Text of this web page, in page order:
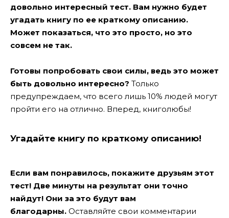
довольно интересный тест. Вам нужно будет
угадать книгу по ее краткому описанию.
Может показаться, что это просто, но это
совсем не так.
Готовы попробовать свои силы, ведь это может
быть довольно интересно? Только
предупреждаем, что всего лишь 10% людей могут
пройти его на отлично. Вперед, книголюбы!
Угадайте книгу по краткому описанию!
Если вам понравилось, покажите друзьям этот
тест! Две минуты на результат они точно
найдут! Они за это будут вам
благодарны. Оставляйте свои комментарии